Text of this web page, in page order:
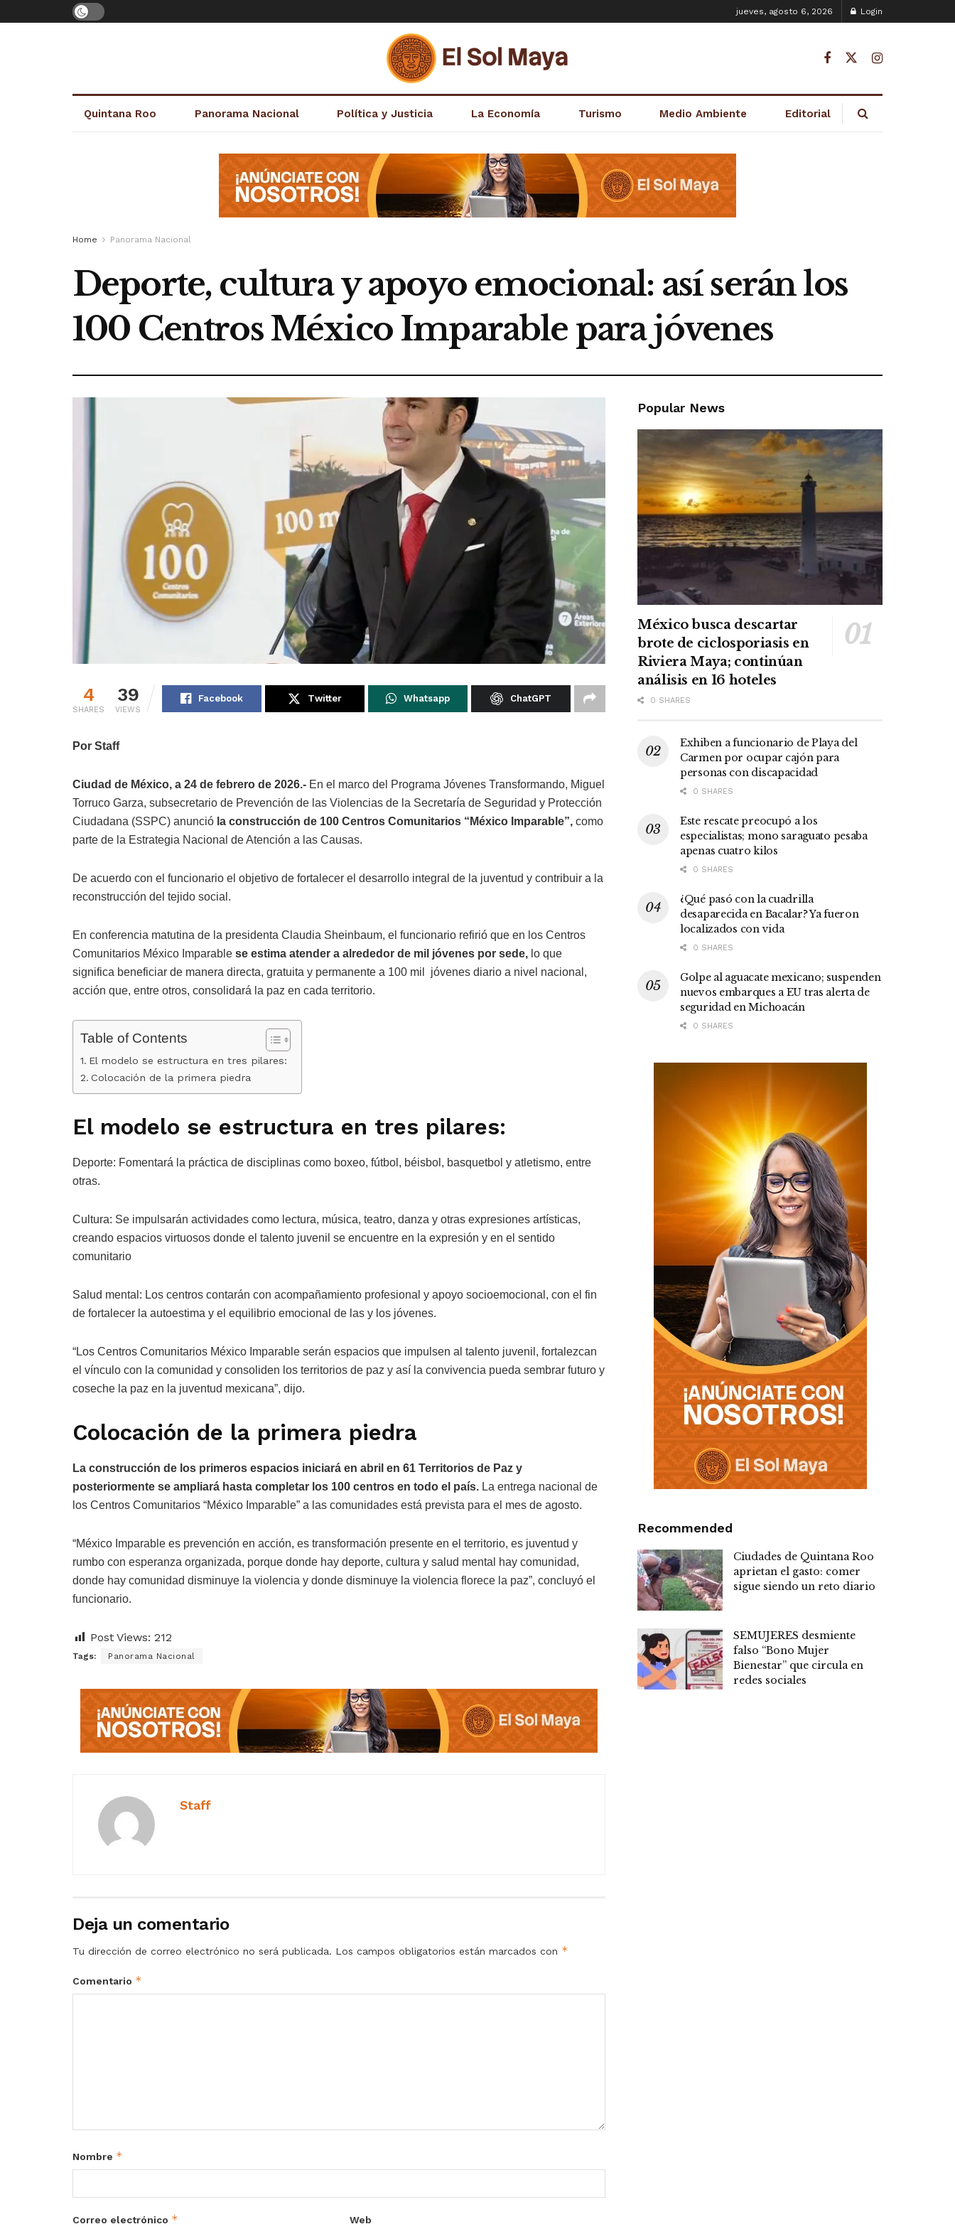
jueves, agosto 6, 2026 Login
Quintana Roo Panorama Nacional Política y Justicia La Economía Turismo Medio Ambiente Editorial
Home Panorama Nacional
Deporte, cultura y apoyo emocional: así serán los
100 Centros México Imparable para jóvenes
4
SHARES
39
VIEWS
Facebook Twitter Whatsapp ChatGPT
Por Staff
Ciudad de México, a 24 de febrero de 2026.- En el marco del Programa Jóvenes Transformando, Miguel
Torruco Garza, subsecretario de Prevención de las Violencias de la Secretaría de Seguridad y Protección
Ciudadana (SSPC) anunció la construcción de 100 Centros Comunitarios “México Imparable”, como
parte de la Estrategia Nacional de Atención a las Causas.
De acuerdo con el funcionario el objetivo de fortalecer el desarrollo integral de la juventud y contribuir a la
reconstrucción del tejido social.
En conferencia matutina de la presidenta Claudia Sheinbaum, el funcionario refirió que en los Centros
Comunitarios México Imparable se estima atender a alrededor de mil jóvenes por sede, lo que
significa beneficiar de manera directa, gratuita y permanente a 100 mil jóvenes diario a nivel nacional,
acción que, entre otros, consolidará la paz en cada territorio.
Table of Contents
El modelo se estructura en tres pilares:
Colocación de la primera piedra
El modelo se estructura en tres pilares:
Deporte: Fomentará la práctica de disciplinas como boxeo, fútbol, béisbol, basquetbol y atletismo, entre
otras.
Cultura: Se impulsarán actividades como lectura, música, teatro, danza y otras expresiones artísticas,
creando espacios virtuosos donde el talento juvenil se encuentre en la expresión y en el sentido
comunitario
Salud mental: Los centros contarán con acompañamiento profesional y apoyo socioemocional, con el fin
de fortalecer la autoestima y el equilibrio emocional de las y los jóvenes.
“Los Centros Comunitarios México Imparable serán espacios que impulsen al talento juvenil, fortalezcan
el vínculo con la comunidad y consoliden los territorios de paz y así la convivencia pueda sembrar futuro y
coseche la paz en la juventud mexicana”, dijo.
Colocación de la primera piedra
La construcción de los primeros espacios iniciará en abril en 61 Territorios de Paz y
posteriormente se ampliará hasta completar los 100 centros en todo el país. La entrega nacional de
los Centros Comunitarios “México Imparable” a las comunidades está prevista para el mes de agosto.
“México Imparable es prevención en acción, es transformación presente en el territorio, es juventud y
rumbo con esperanza organizada, porque donde hay deporte, cultura y salud mental hay comunidad,
donde hay comunidad disminuye la violencia y donde disminuye la violencia florece la paz”, concluyó el
funcionario.
Post Views: 212
Tags: Panorama Nacional
Staff
Deja un comentario
Tu dirección de correo electrónico no será publicada. Los campos obligatorios están marcados con *
Comentario *
Nombre *
Correo electrónico * Web
Popular News
México busca descartar
brote de ciclosporiasis en
Riviera Maya; continúan
análisis en 16 hoteles
0 SHARES
Exhiben a funcionario de Playa del
Carmen por ocupar cajón para
personas con discapacidad
0 SHARES
Este rescate preocupó a los
especialistas; mono saraguato pesaba
apenas cuatro kilos
0 SHARES
¿Qué pasó con la cuadrilla
desaparecida en Bacalar? Ya fueron
localizados con vida
0 SHARES
Golpe al aguacate mexicano; suspenden
nuevos embarques a EU tras alerta de
seguridad en Michoacán
0 SHARES
Recommended
Ciudades de Quintana Roo
aprietan el gasto: comer
sigue siendo un reto diario
SEMUJERES desmiente
falso “Bono Mujer
Bienestar” que circula en
redes sociales